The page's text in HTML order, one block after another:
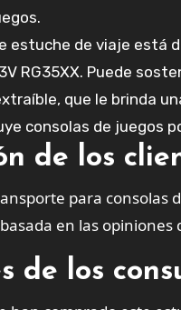
estuche de viaje está
RG35XX. Puede
que le brinda
consolas de juegos
de los
en las
de los